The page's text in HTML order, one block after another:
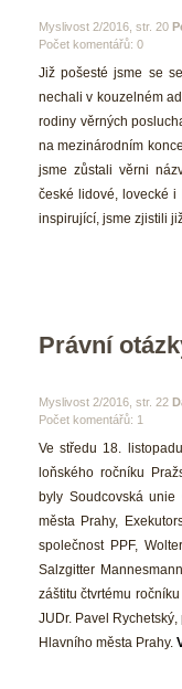
Myslivost 2/2016, str. 20
Počet komentářů: 0
Již pošesté jsme se
nechali v kouzelném
rodiny věrných
na mezinárodním
jsme zůstali věrni
české lidové, lovecké i
inspirující, jsme zjistili
Právní
Myslivost 2/2016, str. 22
Počet komentářů: 1
Ve středu 18.
loňského ročníku
byly Soudcovská
města Prahy,
polečnost PPF,
Salzgitter
záštitu čtvrtému
JUDr. Pavel
Hlavního města Prahy.